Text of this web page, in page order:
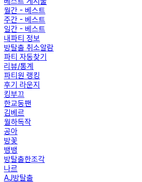
월간 - 베스트
주간 - 베스트
일간 - 베스트
내파티 정보
방탈출 취소알람
파티 자동찾기
리뷰/통계
파티원 랭킹
후기 라운지
킹부끄
한교동팬
김베르
월하독작
공아
방꽃
뱅뱅
방탈출한조각
나르
AJ방탈출